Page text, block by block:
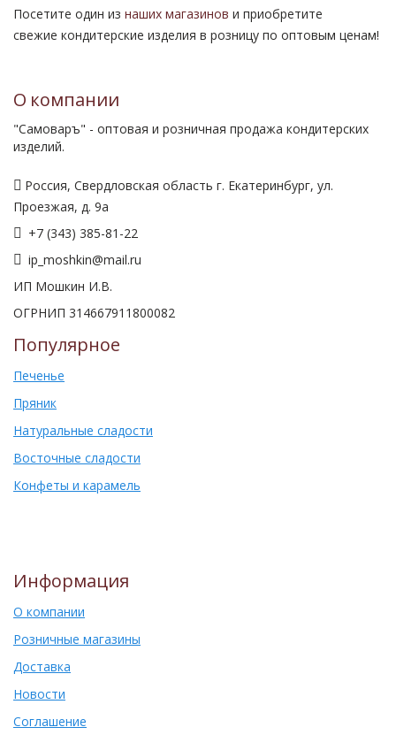
Посетите один из наших магазинов и приобретите
свежие кондитерские изделия в розницу по оптовым ценам!
О компании
"Самоваръ" - оптовая и розничная продажа кондитерских
изделий.
Россия, Свердловская область г. Екатеринбург, ул.
Проезжая, д. 9а
+7 (343) 385-81-22
ip_moshkin@mail.ru
ИП Мошкин И.В.
ОГРНИП 314667911800082
Популярное
Печенье
Пряник
Натуральные сладости
Восточные сладости
Конфеты и карамель
Информация
О компании
Розничные магазины
Доставка
Новости
Соглашение